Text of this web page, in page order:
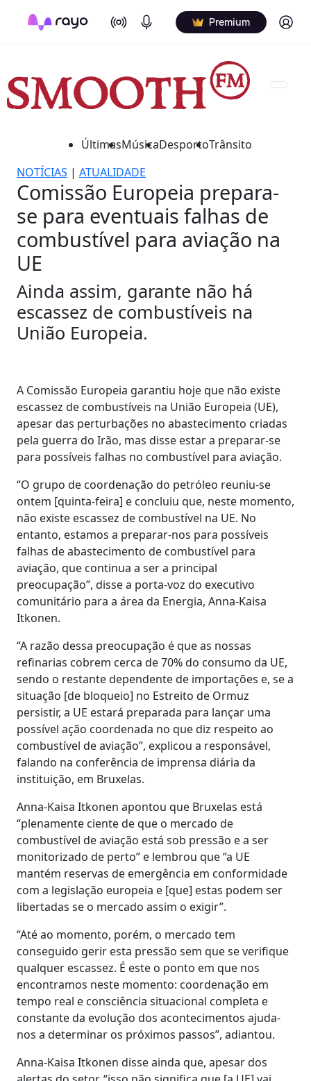
On Air Podcasts Premium Log in
ÚltimasMúsicaDesportoTrânsito
NOTÍCIAS | ATUALIDADE
Comissão Europeia prepara-
se para eventuais falhas de
combustível para aviação na
UE
Ainda assim, garante não há
escassez de combustíveis na
União Europeia.
A Comissão Europeia garantiu hoje que não existe
escassez de combustíveis na União Europeia (UE),
apesar das perturbações no abastecimento criadas
pela guerra do Irão, mas disse estar a preparar-se
para possíveis falhas no combustível para aviação.
“O grupo de coordenação do petróleo reuniu-se
ontem [quinta-feira] e concluiu que, neste momento,
não existe escassez de combustível na UE. No
entanto, estamos a preparar-nos para possíveis
falhas de abastecimento de combustível para
aviação, que continua a ser a principal
preocupação”, disse a porta-voz do executivo
comunitário para a área da Energia, Anna-Kaisa
Itkonen.
“A razão dessa preocupação é que as nossas
refinarias cobrem cerca de 70% do consumo da UE,
sendo o restante dependente de importações e, se a
situação [de bloqueio] no Estreito de Ormuz
persistir, a UE estará preparada para lançar uma
possível ação coordenada no que diz respeito ao
combustível de aviação”, explicou a responsável,
falando na conferência de imprensa diária da
instituição, em Bruxelas.
Anna-Kaisa Itkonen apontou que Bruxelas está
“plenamente ciente de que o mercado de
combustível de aviação está sob pressão e a ser
monitorizado de perto” e lembrou que “a UE
mantém reservas de emergência em conformidade
com a legislação europeia e [que] estas podem ser
libertadas se o mercado assim o exigir”.
“Até ao momento, porém, o mercado tem
conseguido gerir esta pressão sem que se verifique
qualquer escassez. É este o ponto em que nos
encontramos neste momento: coordenação em
tempo real e consciência situacional completa e
constante da evolução dos acontecimentos ajuda-
nos a determinar os próximos passos”, adiantou.
Anna-Kaisa Itkonen disse ainda que, apesar dos